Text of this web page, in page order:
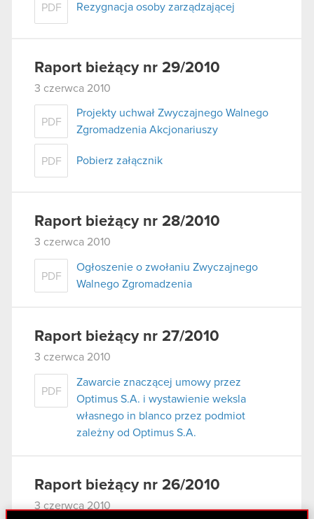
PDF Rezygnacja osoby zarządzającej
Raport bieżący nr 29/2010
3 czerwca 2010
PDF
Projekty uchwał Zwyczajnego Walnego
Zgromadzenia Akcjonariuszy
PDF Pobierz załącznik
Raport bieżący nr 28/2010
3 czerwca 2010
PDF
Ogłoszenie o zwołaniu Zwyczajnego
Walnego Zgromadzenia
Raport bieżący nr 27/2010
3 czerwca 2010
PDF
Zawarcie znaczącej umowy przez
Optimus S.A. i wystawienie weksla
własnego in blanco przez podmiot
zależny od Optimus S.A.
Raport bieżący nr 26/2010
3 czerwca 2010